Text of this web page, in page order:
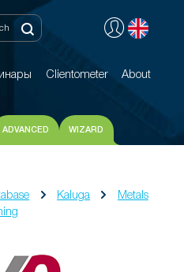
Clientometer About
Clientometer About
ADVANCED WIZARD
Kaluga
Metals